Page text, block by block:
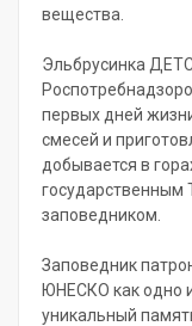
вещества.
Эльбрусинка
первых дней
смесей и
добывается в
заповедником.
Заповедник
ЮНЕСКО как одно
уникальный